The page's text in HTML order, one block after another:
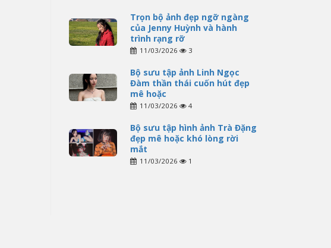
Trọn bộ ảnh đẹp ngỡ ngàng
của Jenny Huỳnh và hành
trình rạng rỡ
11/03/2026 3
Bộ sưu tập ảnh Linh Ngọc
Đàm thần thái cuốn hút đẹp
mê hoặc
11/03/2026 4
Bộ sưu tập hình ảnh Trà Đặng
đẹp mê hoặc khó lòng rời
mắt
11/03/2026 1